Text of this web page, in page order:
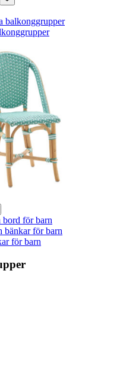
balkonggrupper
bord för barn
bänkar för barn
för barn